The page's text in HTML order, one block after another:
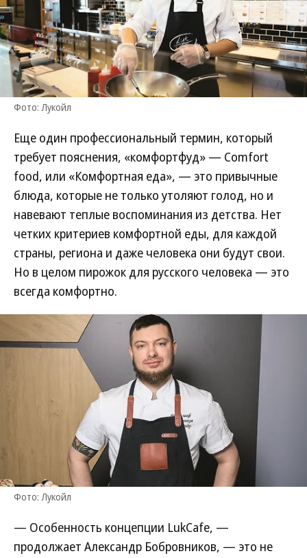
Фото: Лукойл
Еще один профессиональный термин, который
требует пояснения, «комфортфуд» — Comfort
food, или «Комфортная еда», — это привычные
блюда, которые не только утоляют голод, но и
навевают теплые воспоминания из детства. Нет
четких критериев комфортной еды, для каждой
страны, региона и даже человека они будут свои.
Но в целом пирожок для русского человека — это
всегда комфортно.
Фото: Лукойл
— Особенность концепции LukCafe, —
продолжает Александр Бобровников, — это не